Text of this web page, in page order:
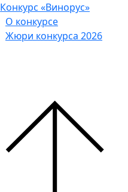
Конкурс «Винорус»
О конкурсе
Жюри конкурса 2026